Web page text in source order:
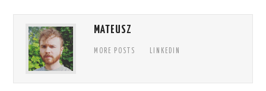
MATEUSZ
MORE POSTS LINKEDIN